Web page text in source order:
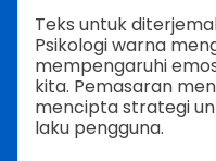
Teks untuk
Psikologi warna
mempengaruhi
kita. Pemasaran
mencipta strategi
laku pengguna.